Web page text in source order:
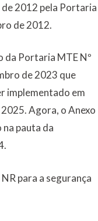
2012 pela Portaria
de 2012.
da Portaria MTE Nº
de 2023 que
implementado em
Agora, o Anexo
pauta da
para a segurança